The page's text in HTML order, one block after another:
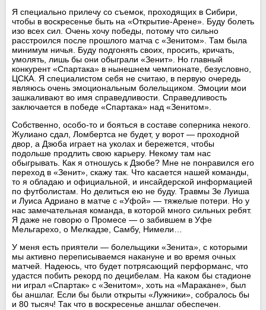
Я специально прилечу со съемок, проходящих в Сибири,
чтобы в воскресенье быть на «Открытие-Арене». Буду болеть
изо всех сил. Очень хочу победы, потому что сильно
расстроился после прошлого матча с «Зенитом». Там была
минимум ничья. Буду подгонять своих, просить, кричать,
умолять, лишь бы они обыграли «Зенит». Но главный
конкурент «Спартака» в нынешнем чемпионате, безусловно,
ЦСКА. Я специалистом себя не считаю, в первую очередь
являюсь очень эмоциональным болельщиком. Эмоции мои
зашкаливают во имя справедливости. Справедливость
заключается в победе «Спартака» над «Зенитом».
Собственно, особо-то и бояться в составе соперника некого.
Жулиано сдал, Ломбертса не будет, у ворот — проходной
двор, а Дзюба играет на уколах и бережется, чтобы
подольше продлить свою карьеру. Некому там нас
обыгрывать. Как я отношусь к Дзюбе? Мне не понравился его
переход в «Зенит», скажу так. Что касается нашей команды,
то я обладаю и официальной, и инсайдерской информацией
по футболистам. Но делиться ею не буду. Травмы Зе Луиша
и Луиса Адриано в матче с «Уфой» — тяжелые потери. Но у
нас замечательная команда, в которой много сильных ребят.
Я даже не говорю о Промесе — о забившем в Уфе
Мельгарехо, о Мелкадзе, Самбу, Нимели…
У меня есть приятели — болельщики «Зенита», с которыми
мы активно переписываемся накануне и во время очных
матчей. Надеюсь, что будет потрясающий перформанс, что
удастся побить рекорд по децибелам. На каком бы стадионе
ни играл «Спартак» с «Зенитом», хоть на «Маракане», был
бы аншлаг. Если бы были открыты «Лужники», собралось бы
и 80 тысяч! Так что в воскресенье аншлаг обеспечен.